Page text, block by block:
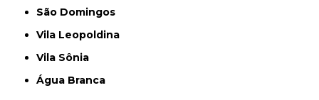
São Domingos
Vila Leopoldina
Vila Sônia
Água Branca